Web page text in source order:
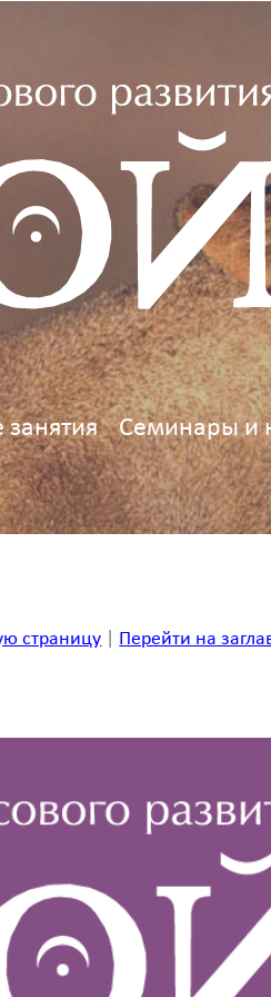
занятия Семинары и
страницу
Перейти на